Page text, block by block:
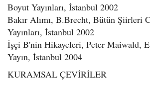
Boyut Yayınları, İstanbul 2002
Bakır Alımı, B.Brecht, Bütün Şiirleri
Yayınları, İstanbul 2002
İşçi B'nin Hikayeleri, Peter Maiwald,
Yayın, İstanbul 2004
KURAMSAL ÇEVİRİLER